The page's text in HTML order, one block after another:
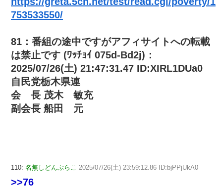
753533550/
81：番組の途中ですがアフィサイトへの転載
は禁止です (ﾜｯﾁｮｲ 075d-Bd2j)：
2025/07/26(土) 21:47:31.47 ID:XIRL1DUa0
自民党栃木県連
会 長 茂木 敏充
副会長 船田 元
110: 名無しどんぶらこ 2025/07/26(土) 23:59:12.86 ID:bjPPjUkA0
>>76